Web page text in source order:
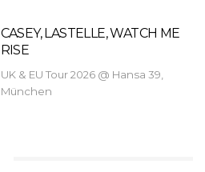
CASEY, LASTELLE, WATCH ME
RISE
UK & EU Tour 2026 @ Hansa 39,
München